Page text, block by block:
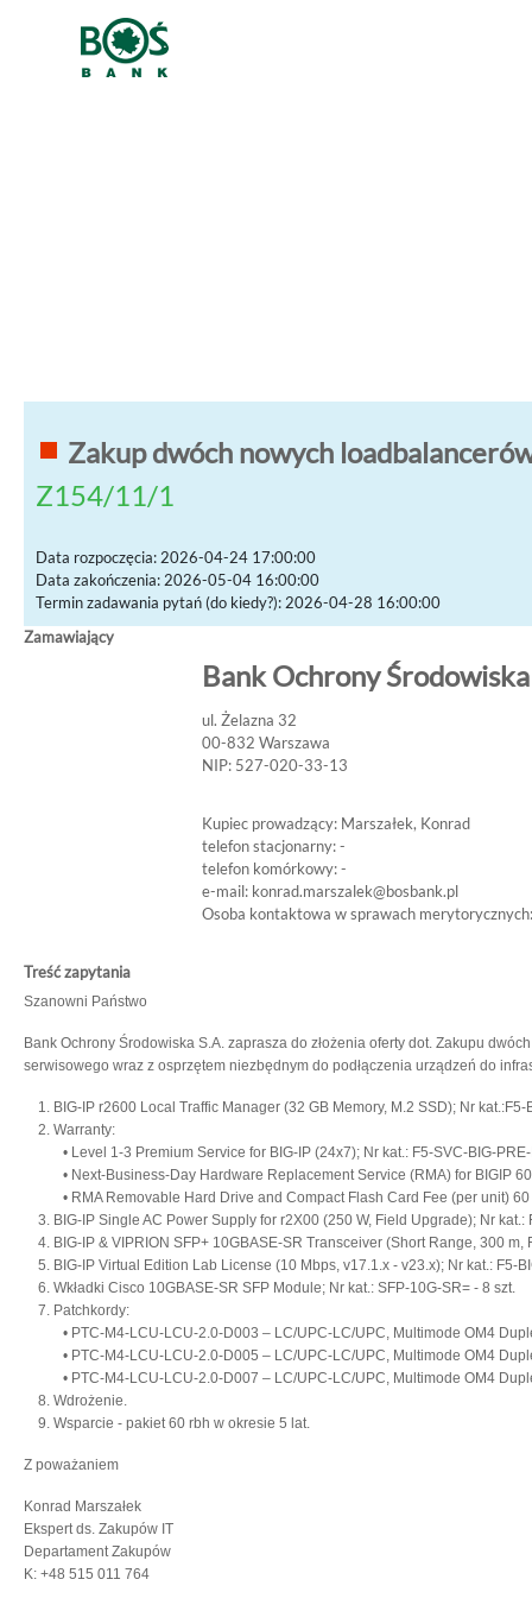
Zakup dwóch nowych
Z154/11/1
Data rozpoczęcia: 2026-04-24 17:00:00
Data zakończenia: 2026-05-04 16:00:00
Termin zadawania pytań (do kiedy?): 2026-04-28 16:00:00
Zamawiający
Bank Ochrony Środowiska
ul. Żelazna 32
00-832 Warszawa
NIP: 527-020-33-13
Kupiec prowadzący: Marszałek, Konrad
telefon stacjonarny: -
telefon komórkowy: -
e-mail: konrad.marszalek@bosbank.pl
Osoba kontaktowa w sprawach
Treść zapytania
Szanowni Państwo
Bank Ochrony Środowiska S.A. zaprasza do złożenia oferty dot. Zakupu
serwisowego wraz z osprzętem niezbędnym do podłączenia urządzeń do
1. BIG-IP r2600 Local Traffic Manager (32 GB Memory, M.2 SSD); Nr kat.:F5-
2. Warranty:
• Level 1-3 Premium Service for BIG-IP (24x7); Nr kat.: F5-SVC-BIG-PRE-
• Next-Business-Day Hardware Replacement Service (RMA) for BIGIP 60
• RMA Removable Hard Drive and Compact Flash Card Fee (per unit) 60
3. BIG-IP Single AC Power Supply for r2X00 (250 W, Field Upgrade); Nr kat.:
4. BIG-IP & VIPRION SFP+ 10GBASE-SR Transceiver (Short Range, 300 m,
5. BIG-IP Virtual Edition Lab License (10 Mbps, v17.1.x - v23.x); Nr kat.: F5-
6. Wkładki Cisco 10GBASE-SR SFP Module; Nr kat.: SFP-10G-SR= - 8 szt.
7. Patchkordy:
• PTC-M4-LCU-LCU-2.0-D003 – LC/UPC-LC/UPC, Multimode OM4
• PTC-M4-LCU-LCU-2.0-D005 – LC/UPC-LC/UPC, Multimode OM4
• PTC-M4-LCU-LCU-2.0-D007 – LC/UPC-LC/UPC, Multimode OM4
8. Wdrożenie.
9. Wsparcie - pakiet 60 rbh w okresie 5 lat.
Z poważaniem
Konrad Marszałek
Ekspert ds. Zakupów IT
Departament Zakupów
K: +48 515 011 764